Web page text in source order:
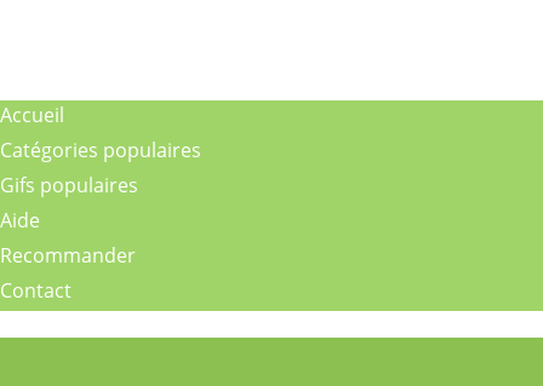
Accueil
Catégories populaires
Gifs populaires
Aide
Recommander
Contact